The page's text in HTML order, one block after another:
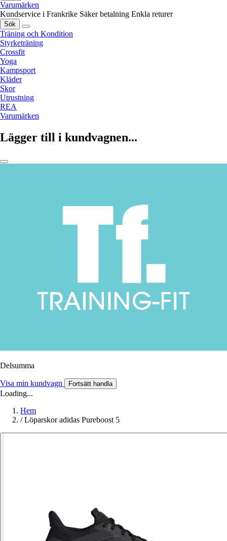
Varumärken
Kundservice i Frankrike Säker betalning Enkla returer
Sök
Träning och Kondition
Styrketräning
Crossfit
Yoga
Kampsport
Kläder
Skor
Utrustning
REA
Varumärken
Lägger till i kundvagnen...
Delsumma
Visa min kundvagn Fortsätt handla
Loading...
Hem
/ Löparskor adidas Pureboost 5